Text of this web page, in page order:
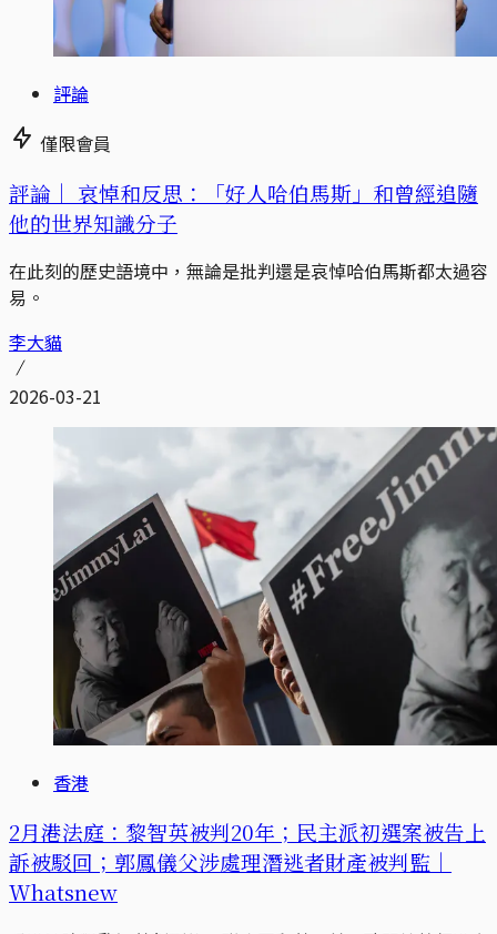
評論
僅限會員
評論｜ 哀悼和反思：「好人哈伯馬斯」和曾經追隨
他的世界知識分子
在此刻的歷史語境中，無論是批判還是哀悼哈伯馬斯都太過容
易。
李大貓
2026-03-21
香港
2月港法庭：黎智英被判20年；民主派初選案被告上
訴被駁回；郭鳳儀父涉處理潛逃者財產被判監｜
Whatsnew